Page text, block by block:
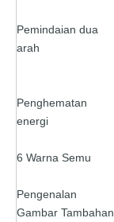
Pemindaian dua
arah
Penghematan
energi
6 Warna Semu
Pengenalan
Gambar Tambahan